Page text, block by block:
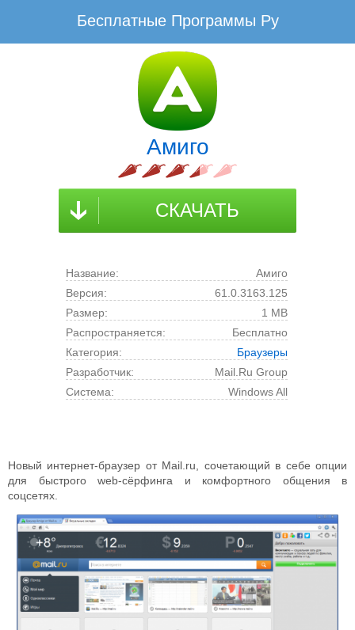
Бесплатные Программы Ру
www.BesplatnyeProgrammy.Ru - Не плати, а благодари!
Скачать Амиго Бесплатно для Windows
Амиго скачать для компьютера на русском языке
Последнюю русскую версию Амиго скачать для ПК без
вирусов, регистрации и смс
Бесплатные Программы Ру Интернет
Амиго
СКАЧАТЬ
Название:
Амиго
Версия:
61.0.3163.125
Размер:
1 MB
Распространяется:
Бесплатно
Категория:
Браузеры
Разработчик:
Mail.Ru Group
Cистема:
Windows All
Новый интернет-браузер от Mail.ru, сочетающий в себе опции
для быстрого web-сёрфинга и комфортного общения в
соцсетях.